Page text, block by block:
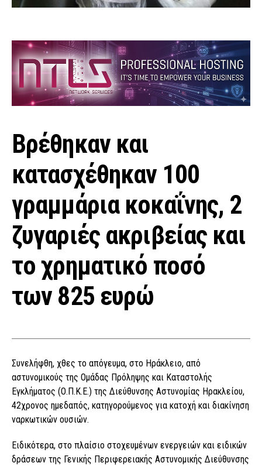
Βρέθηκαν και
κατασχέθηκαν 100
γραμμάρια κοκαΐνης, 2
ζυγαριές ακριβείας και
το χρηματικό ποσό
των 825 ευρώ
Συνελήφθη, χθες το απόγευμα, στο Ηράκλειο, από
αστυνομικούς της Ομάδας Πρόληψης και Καταστολής
Εγκλήματος (Ο.Π.Κ.Ε.) της Διεύθυνσης Αστυνομίας Ηρακλείου,
42χρονος ημεδαπός, κατηγορούμενος για κατοχή και διακίνηση
ναρκωτικών ουσιών.
Ειδικότερα, στο πλαίσιο στοχευμένων ενεργειών και ειδικών
δράσεων της Γενικής Περιφερειακής Αστυνομικής Διεύθυνσης